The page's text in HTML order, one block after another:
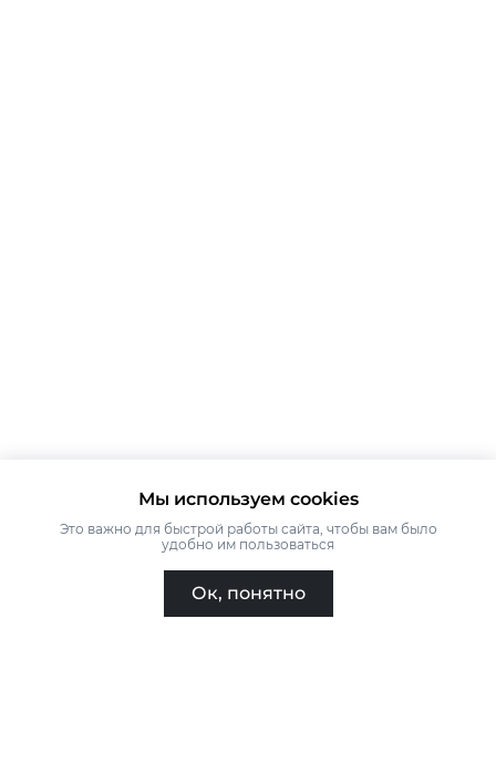
Мы используем cookies
Это важно для быстрой работы сайта, чтобы вам было
удобно им пользоваться
Ок, понятно